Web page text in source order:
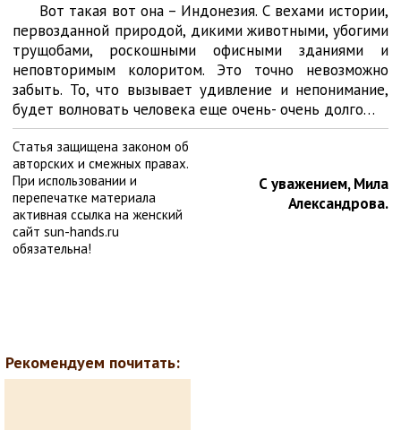
Вот такая вот она – Индонезия. С вехами истории,
первозданной природой, дикими животными, убогими
трущобами, роскошными офисными зданиями и
неповторимым колоритом. Это точно невозможно
забыть. То, что вызывает удивление и непонимание,
будет волновать человека еще очень- очень долго…
Статья защищена законом об
авторских и смежных правах.
При использовании и
перепечатке материала
активная ссылка на женский
сайт sun-hands.ru
обязательна!
С уважением, Мила
Александрова.
Рекомендуем почитать: